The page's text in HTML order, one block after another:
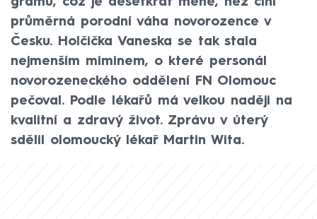
průměrná porodní váha novorozence v
Česku. Holčička Vaneska se tak stala
nejmenším miminem, o které personál
novorozeneckého oddělení FN Olomouc
pečoval. Podle lékařů má velkou naději na
kvalitní a zdravý život. Zprávu v úterý
sdělil olomoucký lékař Martin Wita.